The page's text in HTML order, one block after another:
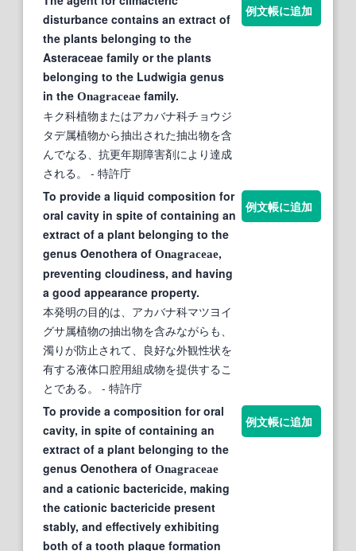
disturbance contains an extract of
the plants belonging to the
Asteraceae family or the plants
belonging to the Ludwigia genus
in the Onagraceae family.
キク科植物またはアカバナ科チョウジ
タデ属植物から抽出された抽出物を含
んでなる、抗更年期障害剤により達成
される。
- 特許庁
例文帳に追加
To provide a liquid composition for
oral cavity in spite of containing an
extract of a plant belonging to the
genus Oenothera of Onagraceae,
preventing cloudiness, and having
a good appearance property.
本発明の目的は、アカバナ科マツヨイ
グサ属植物の抽出物を含みながらも、
濁りが防止されて、良好な外観性状を
有する液体口腔用組成物を提供するこ
とである。
- 特許庁
例文帳に追加
To provide a composition for oral
cavity, in spite of containing an
extract of a plant belonging to the
genus Oenothera of Onagraceae
and a cationic bactericide, making
the cationic bactericide present
stably, and effectively exhibiting
both of a tooth plaque formation
例文帳に追加